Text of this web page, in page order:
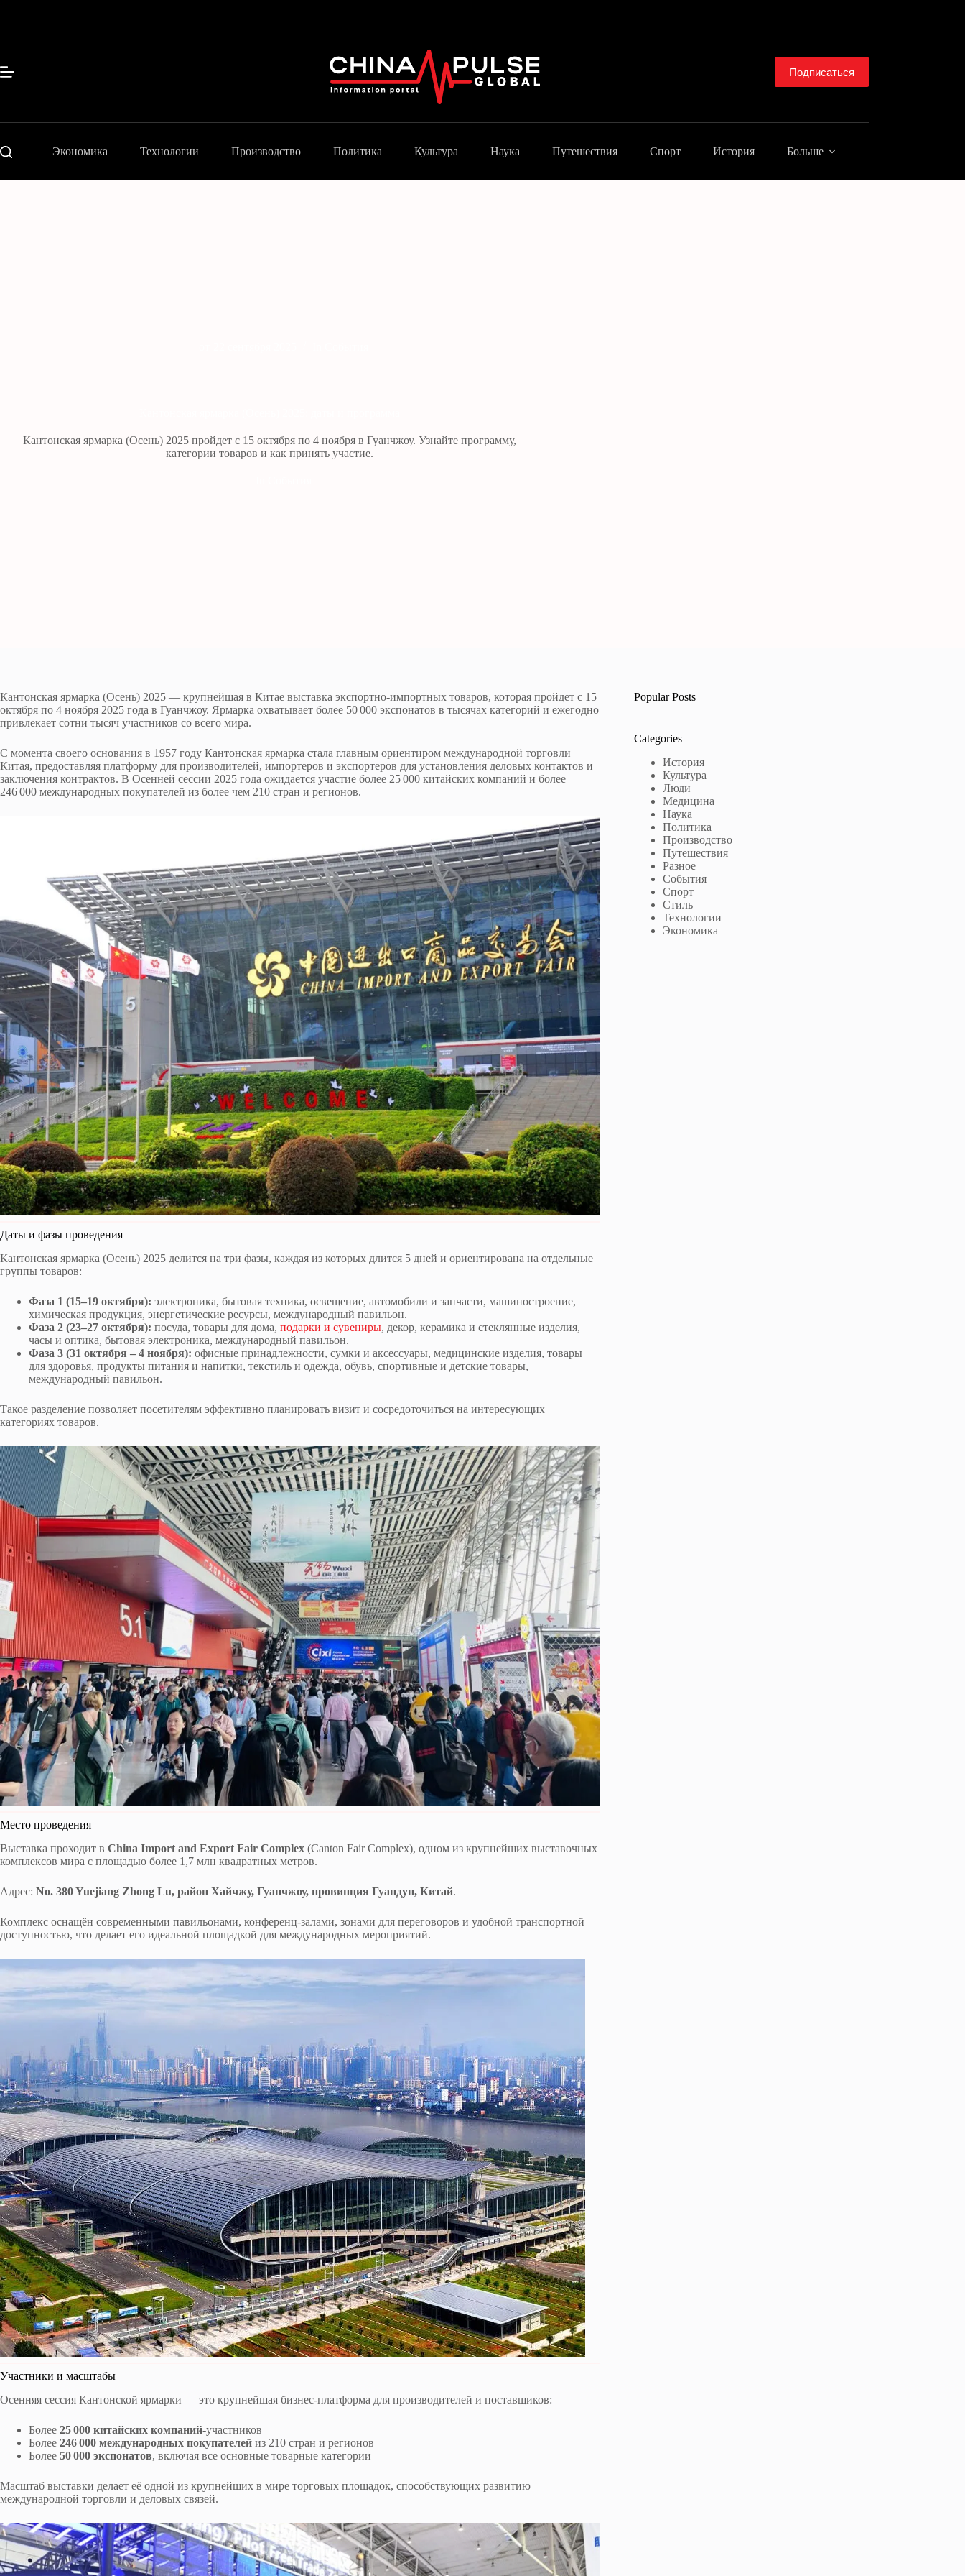
Подписаться
Экономика Технологии Производство Политика Культура Наука Путешествия Спорт История Больше
Кантонская ярмарка (Осень) 2025 пройдет с 15 октября по 4 ноября в Гуанчжоу. Узнайте программу,
категории товаров и как принять участие.
Кантонская ярмарка (Осень) 2025 — крупнейшая в Китае выставка экспортно-импортных товаров, которая пройдет с 15
октября по 4 ноября 2025 года в Гуанчжоу. Ярмарка охватывает более 50 000 экспонатов в тысячах категорий и ежегодно
привлекает сотни тысяч участников со всего мира.
С момента своего основания в 1957 году Кантонская ярмарка стала главным ориентиром международной торговли
Китая, предоставляя платформу для производителей, импортеров и экспортеров для установления деловых контактов и
заключения контрактов. В Осенней сессии 2025 года ожидается участие более 25 000 китайских компаний и более
246 000 международных покупателей из более чем 210 стран и регионов.
Даты и фазы проведения
Кантонская ярмарка (Осень) 2025 делится на три фазы, каждая из которых длится 5 дней и ориентирована на отдельные
группы товаров:
Фаза 1 (15–19 октября): электроника, бытовая техника, освещение, автомобили и запчасти, машиностроение,
химическая продукция, энергетические ресурсы, международный павильон.
Фаза 2 (23–27 октября): посуда, товары для дома, подарки и сувениры, декор, керамика и стеклянные изделия,
часы и оптика, бытовая электроника, международный павильон.
Фаза 3 (31 октября – 4 ноября): офисные принадлежности, сумки и аксессуары, медицинские изделия, товары
для здоровья, продукты питания и напитки, текстиль и одежда, обувь, спортивные и детские товары,
международный павильон.
Такое разделение позволяет посетителям эффективно планировать визит и сосредоточиться на интересующих
категориях товаров.
Место проведения
Выставка проходит в China Import and Export Fair Complex (Canton Fair Complex), одном из крупнейших выставочных
комплексов мира с площадью более 1,7 млн квадратных метров.
Адрес: No. 380 Yuejiang Zhong Lu, район Хайчжу, Гуанчжоу, провинция Гуандун, Китай.
Комплекс оснащён современными павильонами, конференц-залами, зонами для переговоров и удобной транспортной
доступностью, что делает его идеальной площадкой для международных мероприятий.
Участники и масштабы
Осенняя сессия Кантонской ярмарки — это крупнейшая бизнес-платформа для производителей и поставщиков:
Более 25 000 китайских компаний-участников
Более 246 000 международных покупателей из 210 стран и регионов
Более 50 000 экспонатов, включая все основные товарные категории
Масштаб выставки делает её одной из крупнейших в мире торговых площадок, способствующих развитию
международной торговли и деловых связей.
Popular Posts
Categories
История
Культура
Люди
Медицина
Наука
Политика
Производство
Путешествия
Разное
События
Спорт
Стиль
Технологии
Экономика